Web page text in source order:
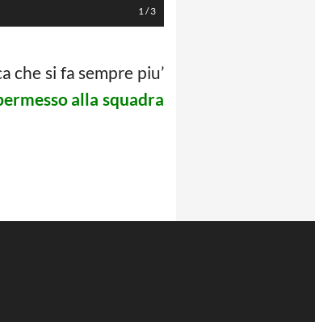
1/3
che si fa sempre piu’
alla squadra